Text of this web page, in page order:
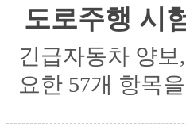
도로주행 시
긴급자동차 양
요한 57개 항목